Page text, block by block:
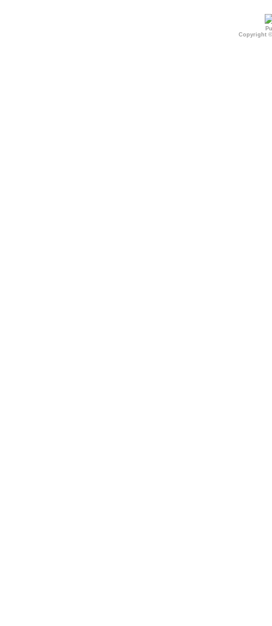
Copyright